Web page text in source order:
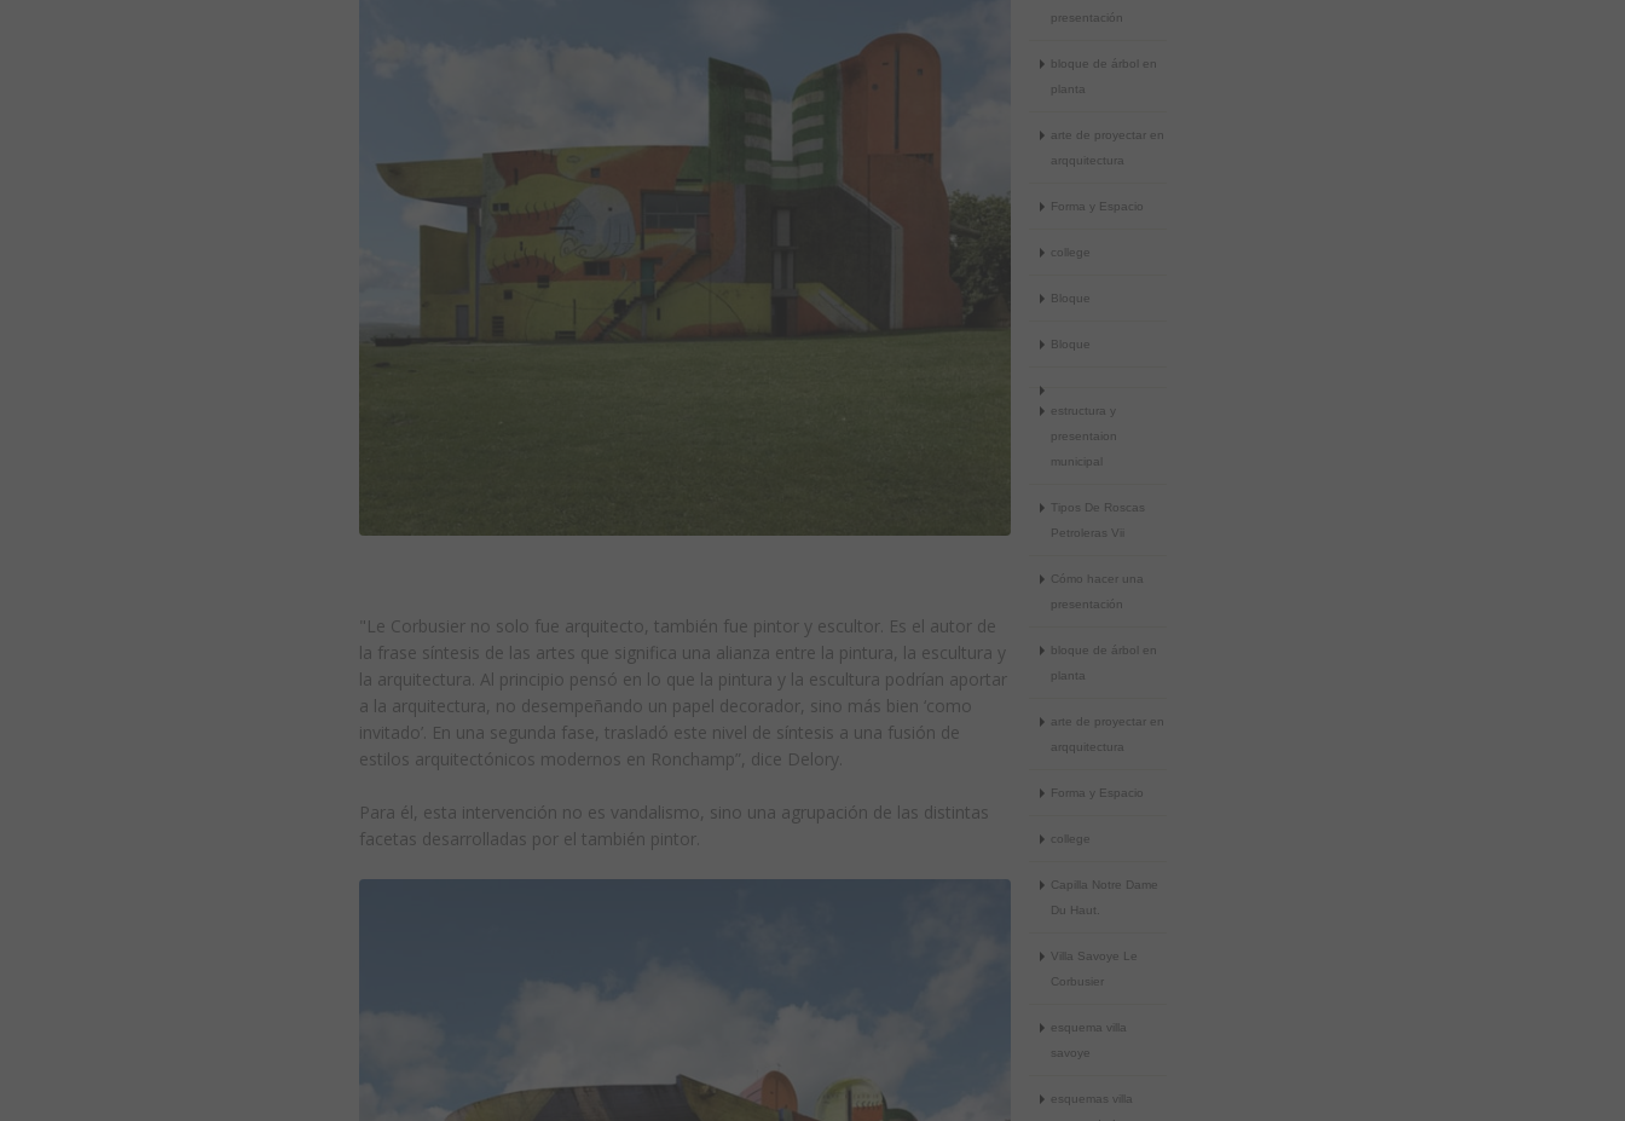
"Le Corbusier no solo fue arquitecto, también fue pintor y escultor. Es el autor de
la frase síntesis de las artes que significa una alianza entre la pintura, la escultura y
la arquitectura. Al principio pensó en lo que la pintura y la escultura podrían aportar
a la arquitectura, no desempeñando un papel decorador, sino más bien ‘como
invitado’. En una segunda fase, trasladó este nivel de síntesis a una fusión de
estilos arquitectónicos modernos en Ronchamp”, dice Delory.
Para él, esta intervención no es vandalismo, sino una agrupación de las distintas
facetas desarrolladas por el también pintor.
presentación
bloque de árbol en
planta
arte de proyectar en
arqquitectura
Forma y Espacio
college
Bloque
Bloque
estructura y
presentaion
municipal
Tipos De Roscas
Petroleras Vii
Cómo hacer una
presentación
bloque de árbol en
planta
arte de proyectar en
arqquitectura
Forma y Espacio
college
Capilla Notre Dame
Du Haut.
Villa Savoye Le
Corbusier
esquema villa
savoye
esquemas villa